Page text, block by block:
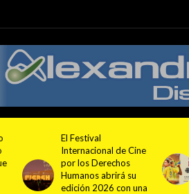
¡Por el oro! Colombia
enfrenta esta noche a
México en la gran
final del fútbol
femenino